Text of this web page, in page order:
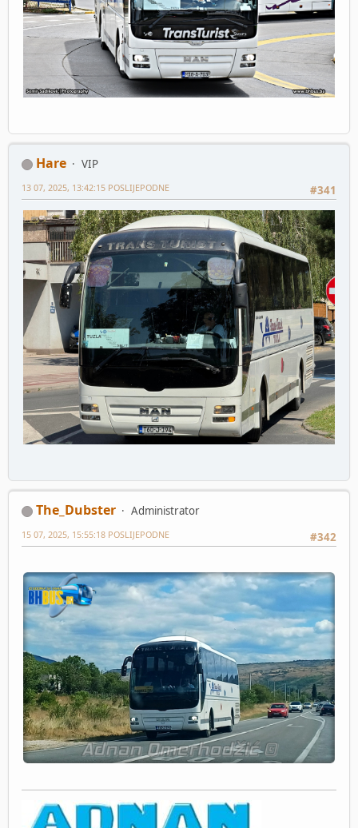
Hare
VIP
#341
13 07, 2025, 13:42:15 POSLIJEPODNE
The_Dubster
Administrator
#342
15 07, 2025, 15:55:18 POSLIJEPODNE